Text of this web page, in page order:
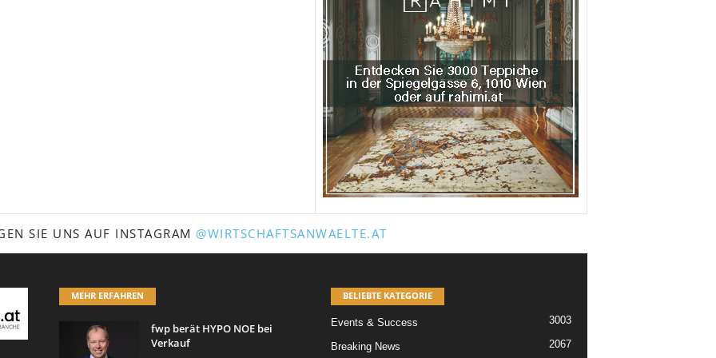
SIE UNS AUF INSTAGRAM @WIRTSCHAFTSANWAELTE.AT
MEHR ERFAHREN
fwp berät HYPO NOE bei
Verkauf
BELIEBTE KATEGORIE
Events & Success 3003
Breaking News 2067